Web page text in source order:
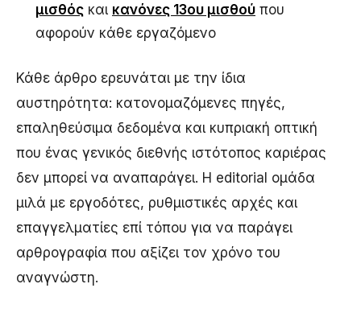
μισθός και κανόνες 13ου μισθού που
αφορούν κάθε εργαζόμενο
Κάθε άρθρο ερευνάται με την ίδια
αυστηρότητα: κατονομαζόμενες πηγές,
επαληθεύσιμα δεδομένα και κυπριακή οπτική
που ένας γενικός διεθνής ιστότοπος καριέρας
δεν μπορεί να αναπαράγει. Η editorial ομάδα
μιλά με εργοδότες, ρυθμιστικές αρχές και
επαγγελματίες επί τόπου για να παράγει
αρθρογραφία που αξίζει τον χρόνο του
αναγνώστη.